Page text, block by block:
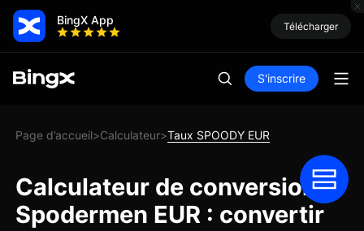
BingX App Télécharger
S'inscrire
Page d’accueil>Calculateur>Taux SPOODY EUR
Calculateur de conversion
Spodermen EUR : convertir